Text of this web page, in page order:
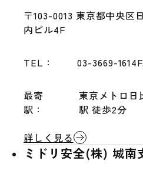
〒103-0013 東京都中央区
内ビル4F
TEL： 03-3669-1614
最寄
駅：
東京メトロ日
駅 徒歩2分
詳しく見る
ミドリ安全(株) 城南